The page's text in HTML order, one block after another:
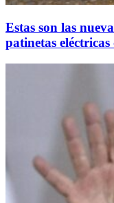
Estas son las
patinetas